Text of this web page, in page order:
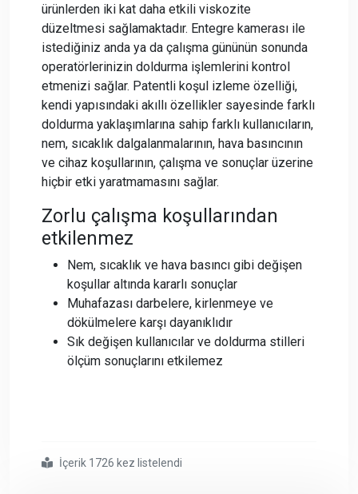
ürünlerden iki kat daha etkili viskozite
düzeltmesi sağlamaktadır. Entegre kamerası ile
istediğiniz anda ya da çalışma gününün sonunda
operatörlerinizin doldurma işlemlerini kontrol
etmenizi sağlar. Patentli koşul izleme özelliği,
kendi yapısındaki akıllı özellikler sayesinde farklı
doldurma yaklaşımlarına sahip farklı kullanıcıların,
nem, sıcaklık dalgalanmalarının, hava basıncının
ve cihaz koşullarının, çalışma ve sonuçlar üzerine
hiçbir etki yaratmamasını sağlar.
Zorlu çalışma koşullarından
etkilenmez
Nem, sıcaklık ve hava basıncı gibi değişen
koşullar altında kararlı sonuçlar
Muhafazası darbelere, kirlenmeye ve
dökülmelere karşı dayanıklıdır
Sık değişen kullanıcılar ve doldurma stilleri
ölçüm sonuçlarını etkilemez
#yoğunluk
#ölçer
#dma
#4100İçerik 1726 kez listelendi